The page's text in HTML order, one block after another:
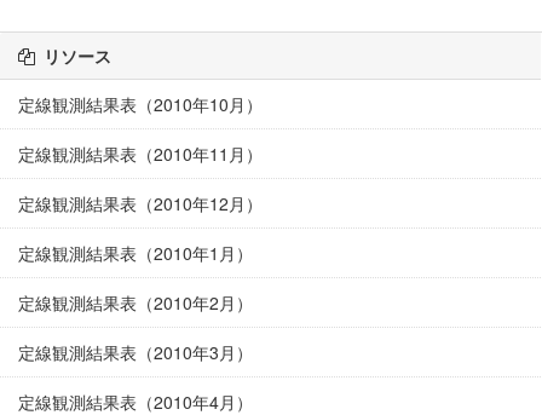
リソース
定線観測結果表（2010年10月）
定線観測結果表（2010年11月）
定線観測結果表（2010年12月）
定線観測結果表（2010年1月）
定線観測結果表（2010年2月）
定線観測結果表（2010年3月）
定線観測結果表（2010年4月）